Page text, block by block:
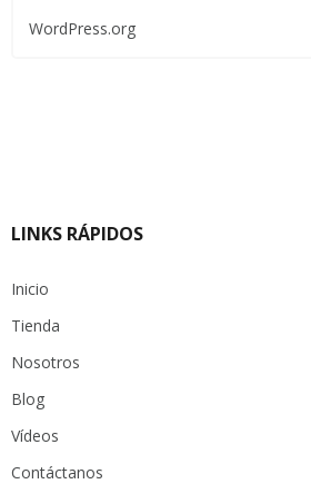
WordPress.org
LINKS RÁPIDOS
Inicio
Tienda
Nosotros
Blog
Vídeos
Contáctanos